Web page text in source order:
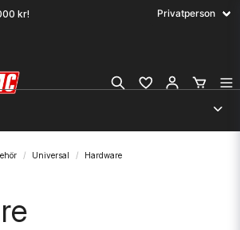
kr!
Universal Hardware